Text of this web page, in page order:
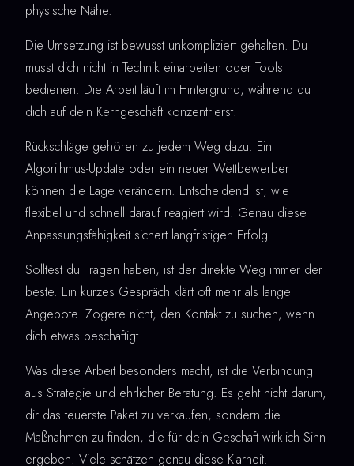
physische Nähe.
Die Umsetzung ist bewusst unkompliziert gehalten. Du
musst dich nicht in Technik einarbeiten oder Tools
bedienen. Die Arbeit läuft im Hintergrund, während du
dich auf dein Kerngeschäft konzentrierst.
Rückschläge gehören zu jedem Weg dazu. Ein
Algorithmus-Update oder ein neuer Wettbewerber
können die Lage verändern. Entscheidend ist, wie
flexibel und schnell darauf reagiert wird. Genau diese
Anpassungsfähigkeit sichert langfristigen Erfolg.
Solltest du Fragen haben, ist der direkte Weg immer der
beste. Ein kurzes Gespräch klärt oft mehr als lange
Angebote. Zögere nicht, den Kontakt zu suchen, wenn
dich etwas beschäftigt.
Was diese Arbeit besonders macht, ist die Verbindung
aus Strategie und ehrlicher Beratung. Es geht nicht darum,
dir das teuerste Paket zu verkaufen, sondern die
Maßnahmen zu finden, die für dein Geschäft wirklich Sinn
ergeben. Viele schätzen genau diese Klarheit.